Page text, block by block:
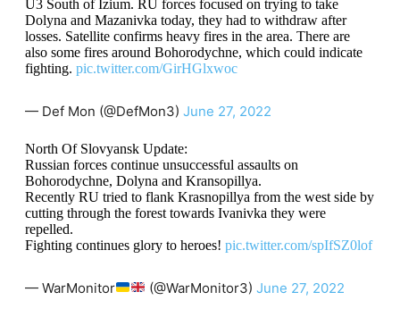
U3 South of Izium. RU forces focused on trying to take
Dolyna and Mazanivka today, they had to withdraw after
losses. Satellite confirms heavy fires in the area. There are
also some fires around Bohorodychne, which could indicate
fighting. pic.twitter.com/GirHGlxwoc
— Def Mon (@DefMon3) June 27, 2022
North Of Slovyansk Update:
Russian forces continue unsuccessful assaults on
Bohorodychne, Dolyna and Kransopillya.
Recently RU tried to flank Krasnopillya from the west side by
cutting through the forest towards Ivanivka they were
repelled.
Fighting continues glory to heroes! pic.twitter.com/spIfSZ0lof
— WarMonitor (@WarMonitor3) June 27, 2022